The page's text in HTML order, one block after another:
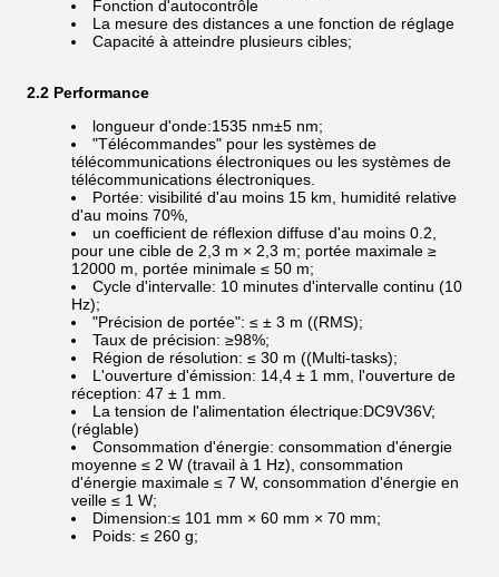
Fonction d'autocontrôle
La mesure des distances a une fonction de réglage
Capacité à atteindre plusieurs cibles;
2.2 Performance
longueur d'onde:1535 nm±5 nm;
"Télécommandes" pour les systèmes de
télécommunications électroniques ou les systèmes de
télécommunications électroniques.
Portée: visibilité d'au moins 15 km, humidité relative
d'au moins 70%,
un coefficient de réflexion diffuse d'au moins 0.2,
pour une cible de 2,3 m × 2,3 m; portée maximale ≥
12000 m, portée minimale ≤ 50 m;
Cycle d'intervalle: 10 minutes d'intervalle continu (10
Hz);
"Précision de portée": ≤ ± 3 m ((RMS);
Taux de précision: ≥98%;
Région de résolution: ≤ 30 m ((Multi-tasks);
L'ouverture d'émission: 14,4 ± 1 mm, l'ouverture de
réception: 47 ± 1 mm.
La tension de l'alimentation électrique:DC9V36V;
(réglable)
Consommation d'énergie: consommation d'énergie
moyenne ≤ 2 W (travail à 1 Hz), consommation
d'énergie maximale ≤ 7 W, consommation d'énergie en
veille ≤ 1 W;
Dimension:≤ 101 mm × 60 mm × 70 mm;
Poids: ≤ 260 g;